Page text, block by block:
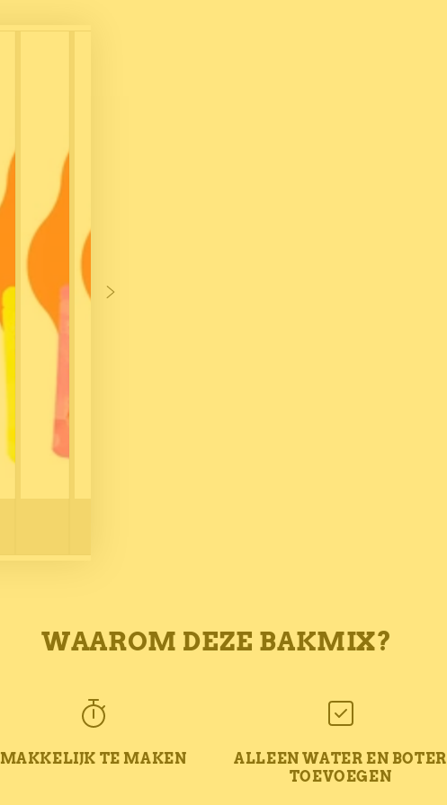
WAAROM DEZE BAKMIX?
MAKKELIJK TE MAKEN
ALLEEN WATER EN BOTER
TOEVOEGEN